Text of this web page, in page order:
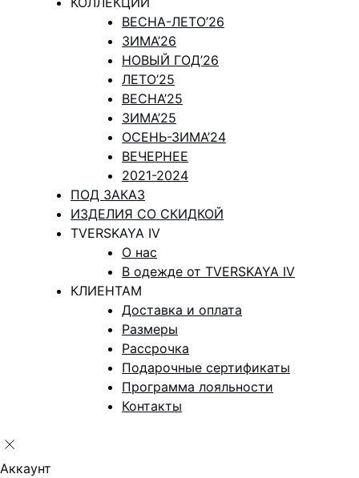
ВЕСНА-ЛЕТО’26
ЗИМА’26
НОВЫЙ ГОД’26
ЛЕТО’25
ВЕСНА’25
ЗИМА’25
ОСЕНЬ-ЗИМА’24
ВЕЧЕРНЕЕ
2021-2024
ПОД ЗАКАЗ
ИЗДЕЛИЯ СО СКИДКОЙ
TVERSKAYA IV
О нас
В одежде от TVERSKAYA IV
КЛИЕНТАМ
Доставка и оплата
Размеры
Рассрочка
Подарочные сертификаты
Программа лояльности
Контакты
Аккаунт